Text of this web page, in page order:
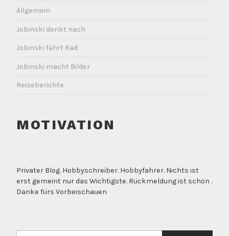
Allgemein
Jobinski denkt nach
Jobinski fährt Rad
Jobinski macht Bilder
Reiseberichte
MOTIVATION
Privater Blog. Hobbyschreiber. Hobbyfahrer. Nichts ist
erst gemeint nur das Wichtigste. Rückmeldung ist schön .
Danke fürs Vorbeischauen